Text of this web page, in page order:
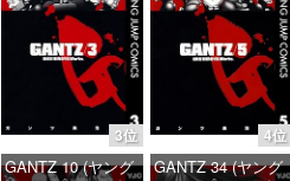
3位
価格：¥100
4位
価格：¥100
GANTZ 10 (ヤング
GANTZ 34 (ヤング